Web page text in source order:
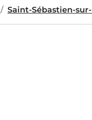
Saint-Sébastien-